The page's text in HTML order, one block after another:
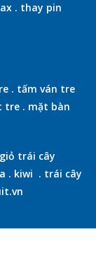
. thay pin
. tấm ván tre
tre . mặt bàn
giỏ trái cây
. kiwi . trái cây